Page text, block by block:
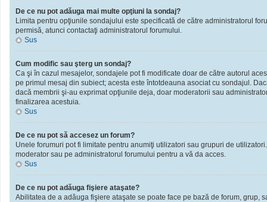
De ce nu pot adăuga mai multe opţiuni la sondaj?
Limita pentru opţiunile sondajului este specificată de către administratorul
permisă, atunci contactaţi administratorul forumului.
Sus
Cum modific sau şterg un sondaj?
Ca şi în cazul mesajelor, sondajele pot fi modificate doar de către autorul
pe primul mesaj din subiect; acesta este întotdeauna asociat cu sondajul.
dacă membrii şi-au exprimat opţiunile deja, doar moderatorii sau
finalizarea acestuia.
Sus
De ce nu pot să accesez un forum?
Unele forumuri pot fi limitate pentru anumiţi utilizatori sau grupuri de
moderator sau pe administratorul forumului pentru a vă da acces.
Sus
De ce nu pot adăuga fişiere ataşate?
Abilitatea de a adăuga fişiere ataşate se poate face pe bază de forum, grup,